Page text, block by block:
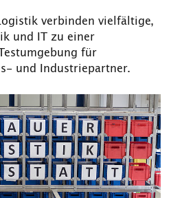
verbinden vielfältige,
und IT zu einer
für
und Industriepartner.